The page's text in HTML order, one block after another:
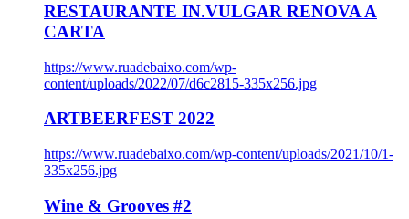
RESTAURANTE IN.VULGAR RENOVA A
CARTA
https://www.ruadebaixo.com/wp-
content/uploads/2022/07/d6c2815-335x256.jpg
ARTBEERFEST 2022
https://www.ruadebaixo.com/wp-content/uploads/2021/10/1-
335x256.jpg
Wine & Grooves #2